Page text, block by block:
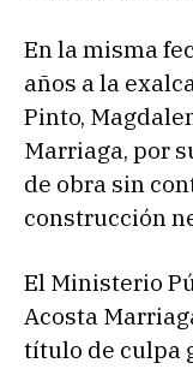
En la misma
años a la
Pinto,
Marriaga, por
de obra sin
construcción
El Ministerio
Acosta
título de culpa